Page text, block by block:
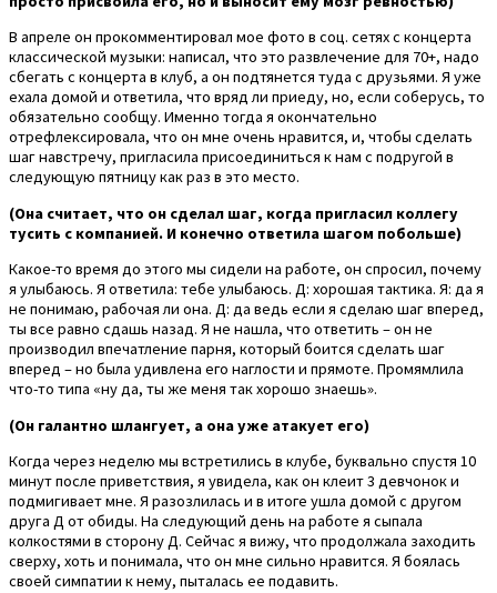
В апреле он прокомментировал мое фото в соц. сетях с концерта
классической музыки: написал, что это развлечение для 70+, надо
сбегать с концерта в клуб, а он подтянется туда с друзьями. Я уже
ехала домой и ответила, что вряд ли приеду, но, если соберусь, то
обязательно сообщу. Именно тогда я окончательно
отрефлексировала, что он мне очень нравится, и, чтобы сделать
шаг навстречу, пригласила присоединиться к нам с подругой в
следующую пятницу как раз в это место.
(Она считает, что он сделал шаг, когда пригласил коллегу
тусить с компанией. И конечно ответила шагом побольше)
Какое-то время до этого мы сидели на работе, он спросил, почему
я улыбаюсь. Я ответила: тебе улыбаюсь. Д: хорошая тактика. Я: да я
не понимаю, рабочая ли она. Д: да ведь если я сделаю шаг вперед,
ты все равно сдашь назад. Я не нашла, что ответить – он не
производил впечатление парня, который боится сделать шаг
вперед – но была удивлена его наглости и прямоте. Промямлила
что-то типа «ну да, ты же меня так хорошо знаешь».
(Он галантно шлангует, а она уже атакует его)
Когда через неделю мы встретились в клубе, буквально спустя 10
минут после приветствия, я увидела, как он клеит 3 девчонок и
подмигивает мне. Я разозлилась и в итоге ушла домой с другом
друга Д от обиды. На следующий день на работе я сыпала
колкостями в сторону Д. Сейчас я вижу, что продолжала заходить
сверху, хоть и понимала, что он мне сильно нравится. Я боялась
своей симпатии к нему, пыталась ее подавить.